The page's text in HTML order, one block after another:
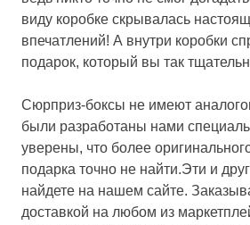
виду коробке скрывалась
впечатлений! А внутри коробки
подарок, который вы так
Сюрприз-боксы не имеют
были разработаны нами
уверены, что более
подарка точно не найти.Эти и
найдете на нашем сайте.
доставкой на любом из